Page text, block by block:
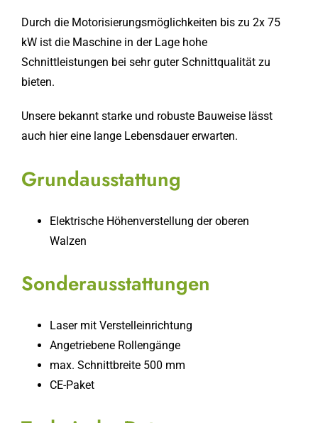
Durch die Motorisierungsmöglichkeiten bis zu 2x 75
kW ist die Maschine in der Lage hohe
Schnittleistungen bei sehr guter Schnittqualität zu
bieten.
Unsere bekannt starke und robuste Bauweise lässt
auch hier eine lange Lebensdauer erwarten.
Grundausstattung
Elektrische Höhenverstellung der oberen
Walzen
Sonderausstattungen
Laser mit Verstelleinrichtung
Angetriebene Rollengänge
max. Schnittbreite 500 mm
CE-Paket